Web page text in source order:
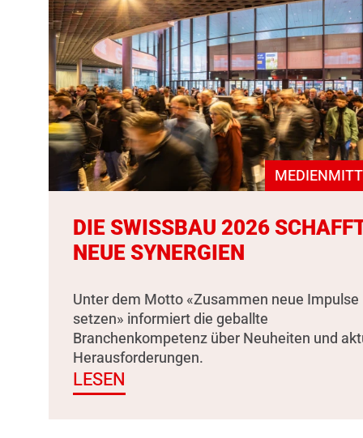
DIE SWISSBAU 2026
NEUE SYNERGIEN
Unter dem Motto «Zusammen neue Impulse
setzen» informiert die geballte
Branchenkompetenz über Neuheiten und
Herausforderungen.
LESEN